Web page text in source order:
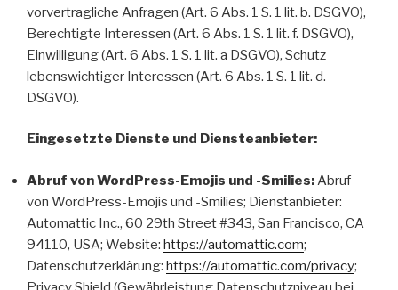
vorvertragliche Anfragen (Art. 6 Abs. 1 S. 1 lit. b. DSGVO),
Berechtigte Interessen (Art. 6 Abs. 1 S. 1 lit. f. DSGVO),
Einwilligung (Art. 6 Abs. 1 S. 1 lit. a DSGVO), Schutz
lebenswichtiger Interessen (Art. 6 Abs. 1 S. 1 lit. d.
DSGVO).
Eingesetzte Dienste und Diensteanbieter:
Abruf von WordPress-Emojis und -Smilies: Abruf
von WordPress-Emojis und -Smilies; Dienstanbieter:
Automattic Inc., 60 29th Street #343, San Francisco, CA
94110, USA; Website: https://automattic.com;
Datenschutzerklärung: https://automattic.com/privacy;